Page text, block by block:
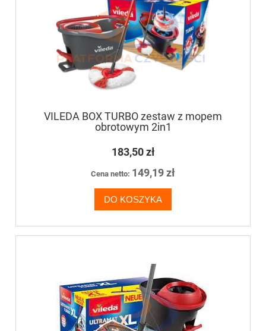
VILEDA BOX TURBO zestaw z mopem
obrotowym 2in1
183,50 zł
Cena netto: 149,19 zł
DO KOSZYKA